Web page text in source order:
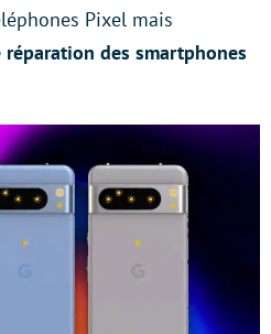
Pixel mais
réparation des smartphones